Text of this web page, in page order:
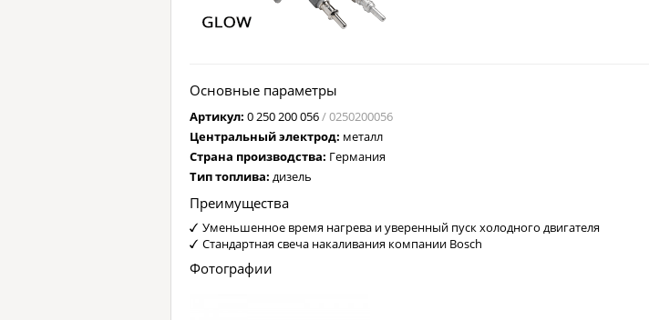
Основные параметры
Артикул: 0 250 200 056/ 0250200056
Центральный электрод: металл
Страна производства: Германия
Тип топлива: дизель
Преимущества
Уменьшенное время нагрева и уверенный пуск холодного двигателя
Стандартная свеча накаливания компании Bosch
Фотографии